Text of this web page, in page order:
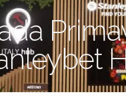
FAQ
Rimini Hotel e
Info